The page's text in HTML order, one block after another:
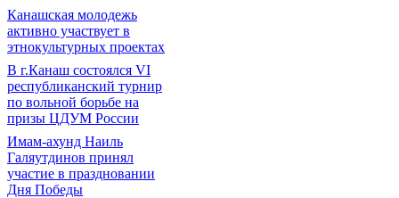
Канашская молодежь
активно участвует в
этнокультурных проектах
В г.Канаш состоялся VI
республиканский турнир
по вольной борьбе на
призы ЦДУМ России
Имам-ахунд Наиль
Галяутдинов принял
участие в праздновании
Дня Победы